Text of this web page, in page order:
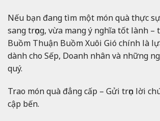
Nếu bạn đang tìm một món quà thực
sang trọng, vừa mang ý nghĩa tốt lành –
Buồm Thuận Buồm Xuôi Gió chính là
dành cho Sếp, Doanh nhân và những
quý.
Trao món quà đẳng cấp – Gửi trọn lời
cập bến.